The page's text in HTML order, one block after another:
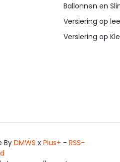
Ballonnen en
Versiering op
Versiering op
ByDMWS xPlus+ -RSS-